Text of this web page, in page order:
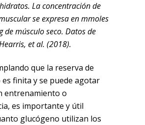
La concentración de
se expresa en mmoles
de músculo seco. Datos de
et al. (2018).
que la reserva de
finita y se puede agotar
entrenamiento o
es importante y útil
glucógeno utilizan los